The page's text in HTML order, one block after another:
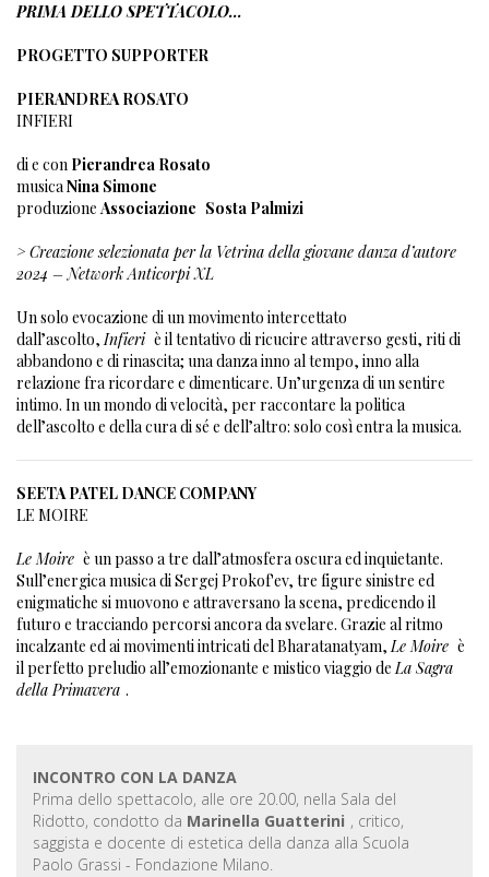
PRIMA DELLO SPETTACOLO...
PROGETTO SUPPORTER
PIERANDREA ROSATO
INFIERI
di e con Pierandrea Rosato
musicaNina Simone
produzione Associazione Sosta Palmizi
> Creazione selezionata per la Vetrina della giovane danza d’autore
2024 – Network Anticorpi XL
Un solo evocazione di un movimento intercettato
dall’ascolto,Infieri è il tentativo di ricucire attraverso gesti, riti di
abbandono e di rinascita; una danza inno al tempo, inno alla
relazione fra ricordare e dimenticare. Un’urgenza di un sentire
intimo. In un mondo di velocità, per raccontare la politica
dell’ascolto e della cura di sé e dell’altro: solo così entra la musica.
SEETA PATEL DANCE COMPANY
LE MOIRE
Le Moire è un passo a tre dall’atmosfera oscura ed inquietante.
Sull’energica musica di Sergej Prokof'ev, tre figure sinistre ed
enigmatiche si muovono e attraversano la scena, predicendo il
futuro e tracciando percorsi ancora da svelare. Grazie al ritmo
incalzante ed ai movimenti intricati del Bharatanatyam,Le Moire è
il perfetto preludio all’emozionante e mistico viaggio deLa Sagra
della Primavera .
INCONTRO CON LA DANZA
Prima dello spettacolo, alle ore 20.00, nella Sala del
Ridotto, condotto da Marinella Guatterini , critico,
saggista e docente di estetica della danza alla Scuola
Paolo Grassi - Fondazione Milano.